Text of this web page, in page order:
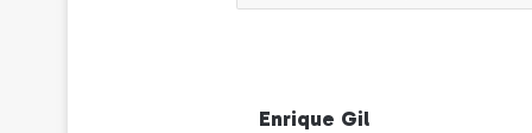
Enrique Gil